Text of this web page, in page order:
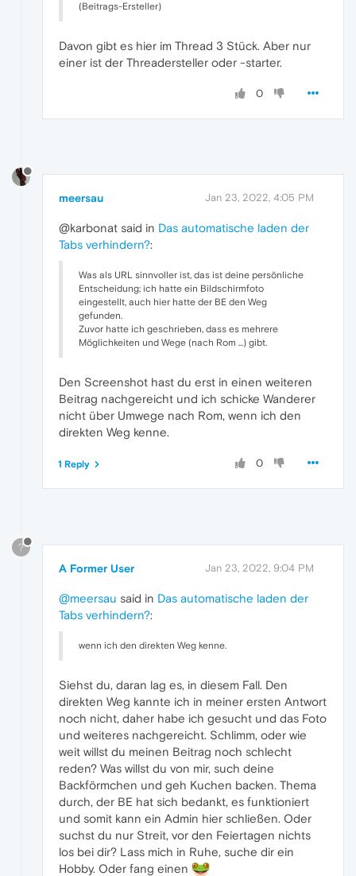
(Beitrags-Ersteller)
Davon gibt es hier im Thread 3 Stück. Aber nur
einer ist der Threadersteller oder -starter.
0
meersau Jan 23, 2022, 4:05 PM
@karbonat said in Das automatische laden der
Tabs verhindern?:
Was als URL sinnvoller ist, das ist deine persönliche
Entscheidung; ich hatte ein Bildschirmfoto
eingestellt, auch hier hatte der BE den Weg
gefunden.
Zuvor hatte ich geschrieben, dass es mehrere
Möglichkeiten und Wege (nach Rom ...) gibt.
Den Screenshot hast du erst in einen weiteren
Beitrag nachgereicht und ich schicke Wanderer
nicht über Umwege nach Rom, wenn ich den
direkten Weg kenne.
0
1 Reply
?
A Former User Jan 23, 2022, 9:04 PM
@meersau said in Das automatische laden der
Tabs verhindern?:
wenn ich den direkten Weg kenne.
Siehst du, daran lag es, in diesem Fall. Den
direkten Weg kannte ich in meiner ersten Antwort
noch nicht, daher habe ich gesucht und das Foto
und weiteres nachgereicht. Schlimm, oder wie
weit willst du meinen Beitrag noch schlecht
reden? Was willst du von mir, such deine
Backförmchen und geh Kuchen backen. Thema
durch, der BE hat sich bedankt, es funktioniert
und somit kann ein Admin hier schließen. Oder
suchst du nur Streit, vor den Feiertagen nichts
los bei dir? Lass mich in Ruhe, suche dir ein
Hobby. Oder fang einen